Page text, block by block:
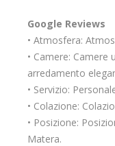
Google Reviews
• Atmosfera:
• Camere: Camere
arredamento
• Servizio:
• Colazione:
• Posizione:
Matera.